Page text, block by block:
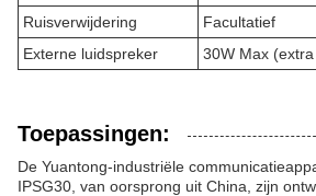
Ruisverwijdering
Facultatief
Externe luidspreker
30W Max
Toepassingen:
De Yuantong-industriële
IPSG30, van oorsprong uit China, zijn